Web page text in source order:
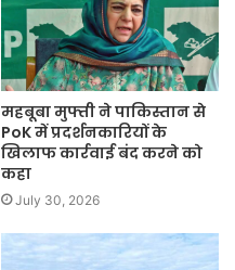
महबूबा मुफ्ती ने पाकिस्तान से
PoK में प्रदर्शनकारियों के
खिलाफ कार्रवाई बंद करने को
कहा
July 30, 2026